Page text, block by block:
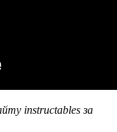
instructables за